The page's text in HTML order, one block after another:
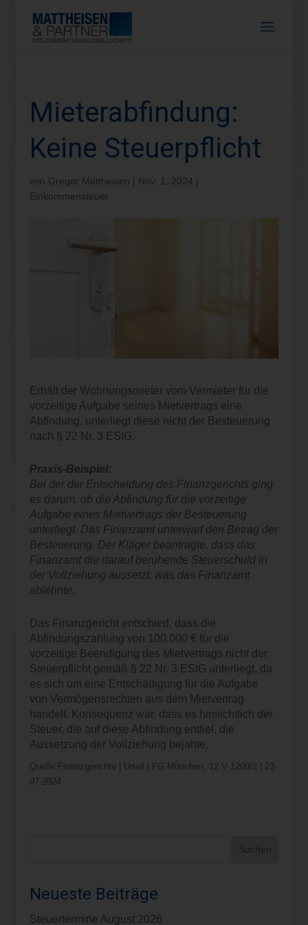
Mieterabfindung:
Keine Steuerpflicht
von Gregor Mattheisen Nov. 1, 2024
Einkommensteuer
Erhält der Wohnungsmieter vom Vermieter für die
vorzeitige Aufgabe seines Mietvertrags eine
Abfindung, unterliegt diese nicht der Besteuerung
nach § 22 Nr. 3 EStG.
Praxis-Beispiel:
Bei der der Entscheidung des Finanzgerichts ging
es darum, ob die Abfindung für die vorzeitige
Aufgabe eines Mietvertrags der Besteuerung
unterliegt. Das Finanzamt unterwarf den Betrag der
Besteuerung. Der Kläger beantragte, dass das
Finanzamt die darauf beruhende Steuerschuld in
der Vollziehung aussetzt, was das Finanzamt
ablehnte.
Das Finanzgericht entschied, dass die
Abfindungszahlung von 100.000 € für die
vorzeitige Beendigung des Mietvertrags nicht der
Steuerpflicht gemäß § 22 Nr. 3 EStG unterliegt, da
es sich um eine Entschädigung für die Aufgabe
von Vermögensrechten aus dem Mietvertrag
handelt. Konsequenz war, dass es hinsichtlich der
Steuer, die auf diese Abfindung entfiel, die
Aussetzung der Vollziehung bejahte.
Quelle:Finanzgerichte | Urteil | FG München, 12 V 1200/2 | 23-
07-2024
Neueste Beiträge
Steuertermine August 2026